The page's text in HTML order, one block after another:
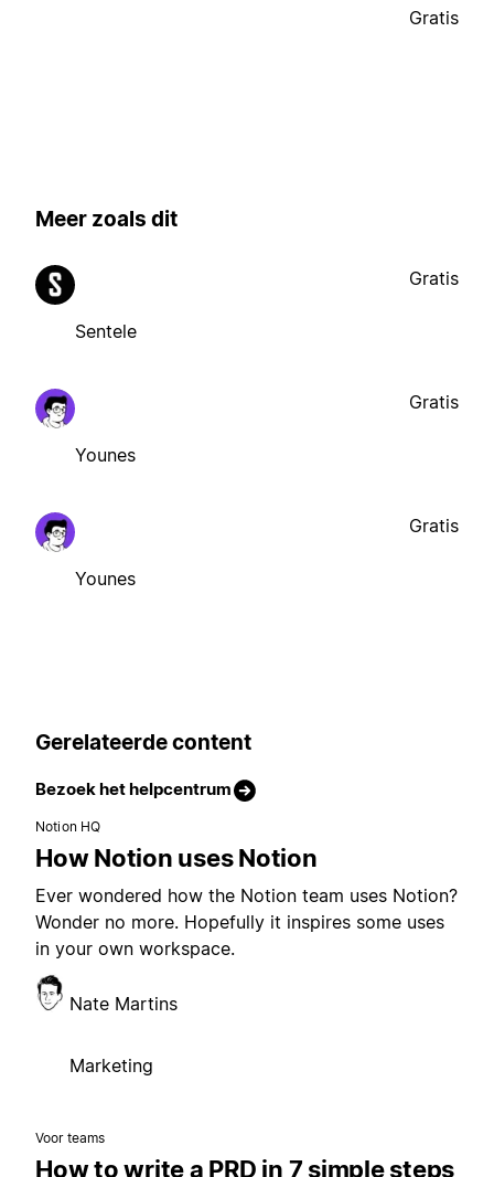
Gratis
Meer zoals dit
Sentele
Gratis
Younes
Gratis
Younes
Gratis
Gerelateerde content
Bezoek het helpcentrum
Notion HQ
How Notion uses Notion
Ever wondered how the Notion team uses Notion?
Wonder no more. Hopefully it inspires some uses
in your own workspace.
Nate Martins
Marketing
Voor teams
How to write a PRD in 7 simple steps